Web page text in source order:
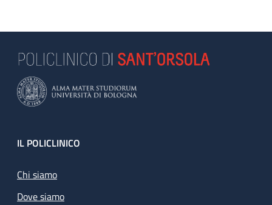
Footer
IL POLICLINICO
Chi siamo
Dove siamo